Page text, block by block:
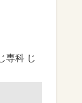
専科 じ